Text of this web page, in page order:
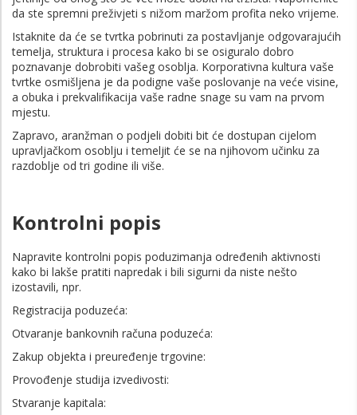
da ste spremni preživjeti s nižom maržom profita neko vrijeme.
Istaknite da će se tvrtka pobrinuti za postavljanje odgovarajućih
temelja, struktura i procesa kako bi se osiguralo dobro
poznavanje dobrobiti vašeg osoblja. Korporativna kultura vaše
tvrtke osmišljena je da podigne vaše poslovanje na veće visine,
a obuka i prekvalifikacija vaše radne snage su vam na prvom
mjestu.
Zapravo, aranžman o podjeli dobiti bit će dostupan cijelom
upravljačkom osoblju i temeljit će se na njihovom učinku za
razdoblje od tri godine ili više.
Kontrolni popis
Napravite kontrolni popis poduzimanja određenih aktivnosti
kako bi lakše pratiti napredak i bili sigurni da niste nešto
izostavili, npr.
Registracija poduzeća:
Otvaranje bankovnih računa poduzeća:
Zakup objekta i preuređenje trgovine:
Provođenje studija izvedivosti:
Stvaranje kapitala: